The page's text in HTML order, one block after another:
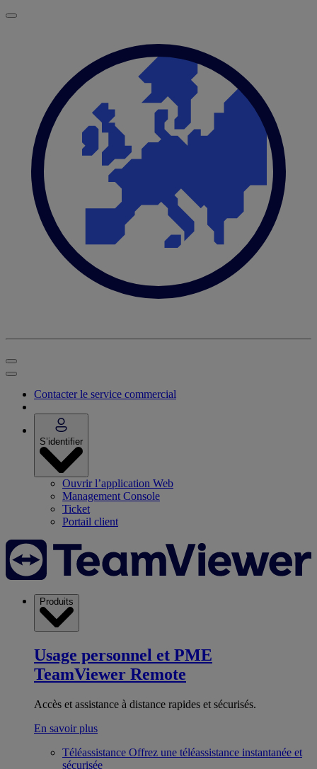
Contacter le service commercial
S’identifier
Ouvrir l’application Web
Management Console
Ticket
Portail client
Produits
Usage personnel et PME
TeamViewer Remote
Accès et assistance à distance rapides et sécurisés.
En savoir plus
Téléassistance Offrez une téléassistance instantanée et
sécurisée